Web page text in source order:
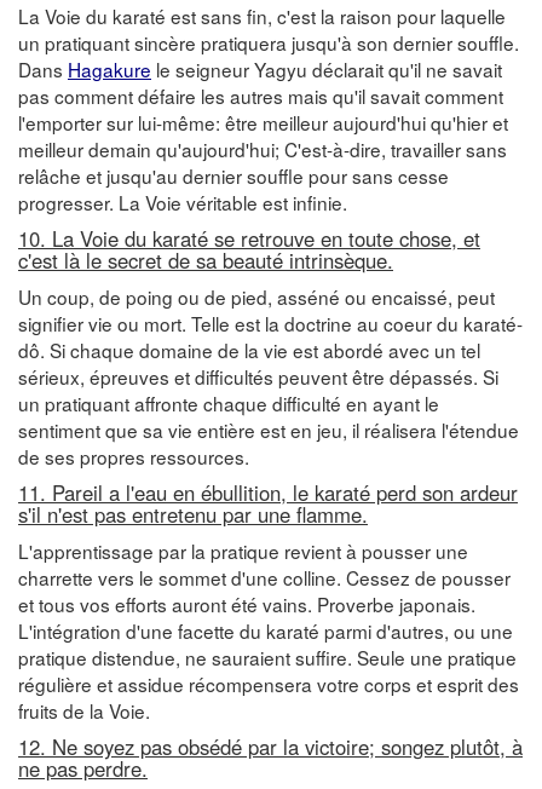
La Voie du karaté est sans fin, c'est la raison pour laquelle
un pratiquant sincère pratiquera jusqu'à son dernier souffle.
Dans Hagakure le seigneur Yagyu déclarait qu'il ne savait
pas comment défaire les autres mais qu'il savait comment
l'emporter sur lui-même: être meilleur aujourd'hui qu'hier et
meilleur demain qu'aujourd'hui; C'est-à-dire, travailler sans
relâche et jusqu'au dernier souffle pour sans cesse
progresser. La Voie véritable est infinie.
10. La Voie du karaté se retrouve en toute chose, et
c'est là le secret de sa beauté intrinsèque.
Un coup, de poing ou de pied, asséné ou encaissé, peut
signifier vie ou mort. Telle est la doctrine au coeur du karaté-
dô. Si chaque domaine de la vie est abordé avec un tel
sérieux, épreuves et difficultés peuvent être dépassés. Si
un pratiquant affronte chaque difficulté en ayant le
sentiment que sa vie entière est en jeu, il réalisera l'étendue
de ses propres ressources.
11. Pareil a l'eau en ébullition, le karaté perd son ardeur
s'il n'est pas entretenu par une flamme.
L'apprentissage par la pratique revient à pousser une
charrette vers le sommet d'une colline. Cessez de pousser
et tous vos efforts auront été vains. Proverbe japonais.
L'intégration d'une facette du karaté parmi d'autres, ou une
pratique distendue, ne sauraient suffire. Seule une pratique
régulière et assidue récompensera votre corps et esprit des
fruits de la Voie.
12. Ne soyez pas obsédé par la victoire; songez plutôt, à
ne pas perdre.